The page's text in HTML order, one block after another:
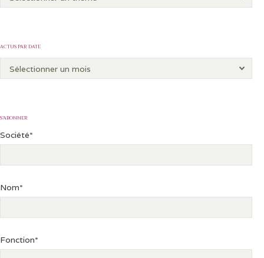
ACTUS PAR DATE
S’ABONNER
Société*
Nom*
Fonction*